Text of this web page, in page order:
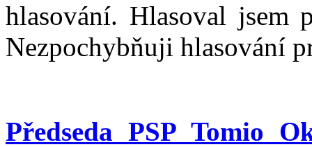
hlasování. Hlasoval jsem
Nezpochybňuji hlasování
Předseda PSP Tomio